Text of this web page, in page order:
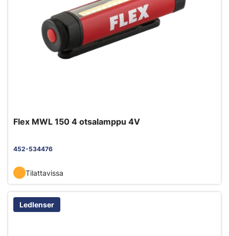
Flex MWL 150 4 otsalamppu 4V
452-534476
Tilattavissa
Ledlenser